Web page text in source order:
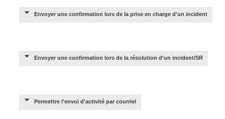
Envoyer une confirmation lors de la prise en charge d'un incident
Envoyer une confirmation lors de la résolution d'un incident/SR
Permettre l'envoi d'activité par courriel